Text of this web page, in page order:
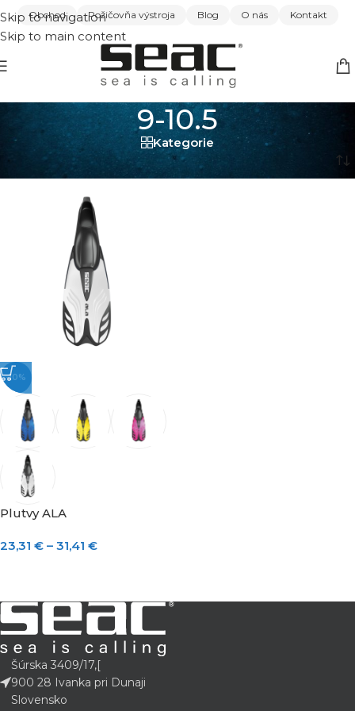
Skip to navigation
Skip to main content
Obchod Požičovňa výstroja Blog O nás Kontakt
9-10.5
Kategorie
Domov/ 9-10.5
-10%
Plutvy ALA
23,31 € – 31,41 €
Šúrska 3409/17,[
900 28 Ivanka pri Dunaji
Slovensko